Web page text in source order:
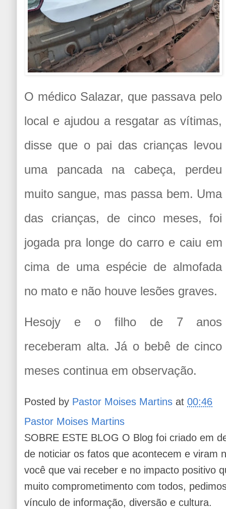
O médico Salazar, que passava pelo
local e ajudou a resgatar as vítimas,
disse que o pai das crianças levou
uma pancada na cabeça, perdeu
muito sangue, mas passa bem. Uma
das crianças, de cinco meses, foi
jogada pra longe do carro e caiu em
cima de uma espécie de almofada
no mato e não houve lesões graves.
Hesojy e o filho de 7 anos
receberam alta. Já o bebê de cinco
meses continua em observação.
Posted by Pastor Moises Martins at00:46
Pastor Moises Martins
SOBRE ESTE BLOG O Blog foi criado em
de noticiar os fatos que acontecem e viram
você que vai receber e no impacto positivo
muito comprometimento com todos,
vínculo de informação, diversão e cultura.